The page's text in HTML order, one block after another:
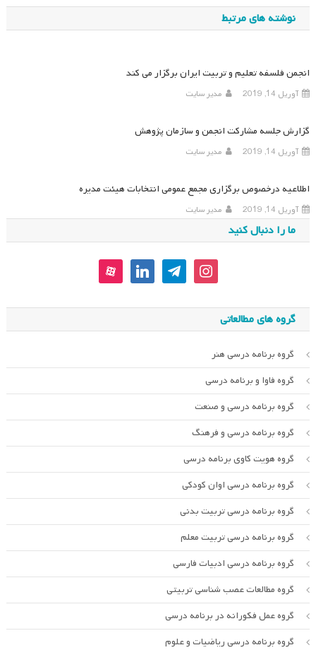
نوشته های مرتبط
انجمن فلسفه تعلیم و تربیت ایران برگزار می کند
آوریل 14, 2019 مدیر سایت
گزارش جلسه مشارکت انجمن و سازمان پژوهش
آوریل 14, 2019 مدیر سایت
اطلاعیه درخصوص برگزاری مجمع عمومی انتخابات هیئت مدیره
آوریل 14, 2019 مدیر سایت
ما را دنبال کنید
instagram
telegram
linkedin
aparat
گروه های مطالعاتی
گروه برنامه درسی هنر
گروه فاوا و برنامه درسی
گروه برنامه درسی و صنعت
گروه برنامه درسی و فرهنگ
گروه هویت کاوی برنامه درسی
گروه برنامه درسی اوان کودکی
گروه برنامه درسی تربیت بدنی
گروه برنامه درسی تربیت معلم
گروه برنامه درسی ادبیات فارسی
گروه مطالعات عصب شناسی تربیتی
گروه عمل فکورانه در برنامه درسی
گروه برنامه درسی ریاضیات و علوم